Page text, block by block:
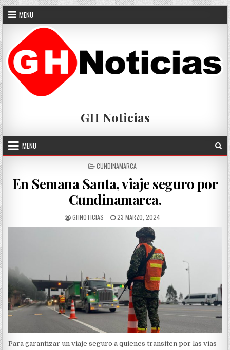
Skip
to
content
MENU
GH Noticias
MENU
POSTED
CUNDINAMARCA
En Semana Santa, viaje seguro por
Cundinamarca.
AUTHOR:
GHNOTICIAS
PUBLISHED
DATE:
23 MARZO, 2024
Para garantizar un viaje seguro a quienes transiten por las vías